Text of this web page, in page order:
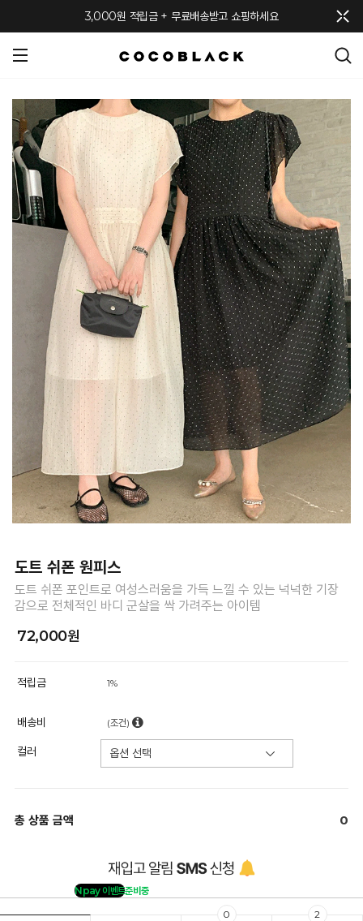
3,000원 적립금 + 무료배송받고 쇼핑하세요
도트 쉬폰 원피스
도트 쉬폰 포인트로 여성스러움을 가득 느낄 수 있는 넉넉한 기장
감으로 전체적인 바디 군살을 싹 가려주는 아이템
72,000원
적립금 1%
배송비 (조건)
컬러
총 상품 금액 0
Npay 이벤트준비중
0 2